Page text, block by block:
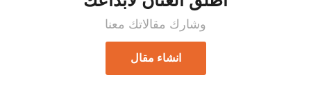
وشارك مقالاتك معنا
انشاء مقال